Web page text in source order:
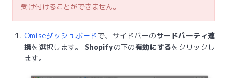
受け付けることができません。
Omiseダッシュボード で、サイドバーのサードパーティ連
携を選択します。 Shopifyの下の有効にするをクリックし
ます。